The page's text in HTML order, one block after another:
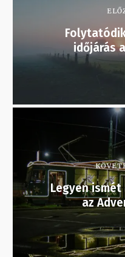
időjárás
Legyen ismét
az